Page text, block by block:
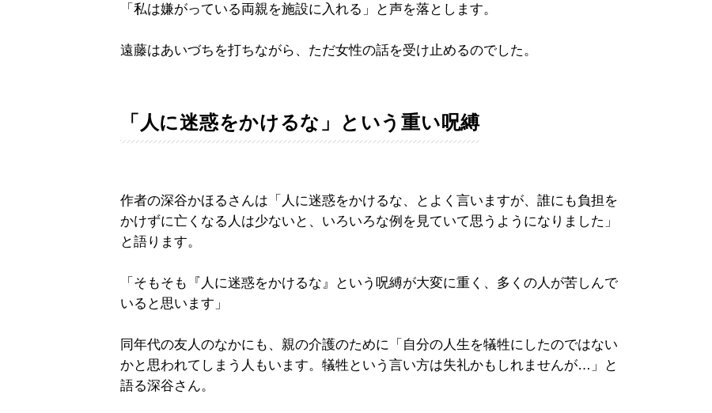
「私は嫌がっている両親を施設に入れる」と声を落とします。
遠藤はあいづちを打ちながら、ただ女性の話を受け止めるのでした。
「人に迷惑をかけるな」という重い呪縛
作者の深谷かほるさんは「人に迷惑をかけるな、とよく言いますが、誰にも負担を
かけずに亡くなる人は少ないと、いろいろな例を見ていて思うようになりました」
と語ります。
「そもそも『人に迷惑をかけるな』という呪縛が大変に重く、多くの人が苦しんで
いると思います」
同年代の友人のなかにも、親の介護のために「自分の人生を犠牲にしたのではない
かと思われてしまう人もいます。犠牲という言い方は失礼かもしれませんが…」と
語る深谷さん。